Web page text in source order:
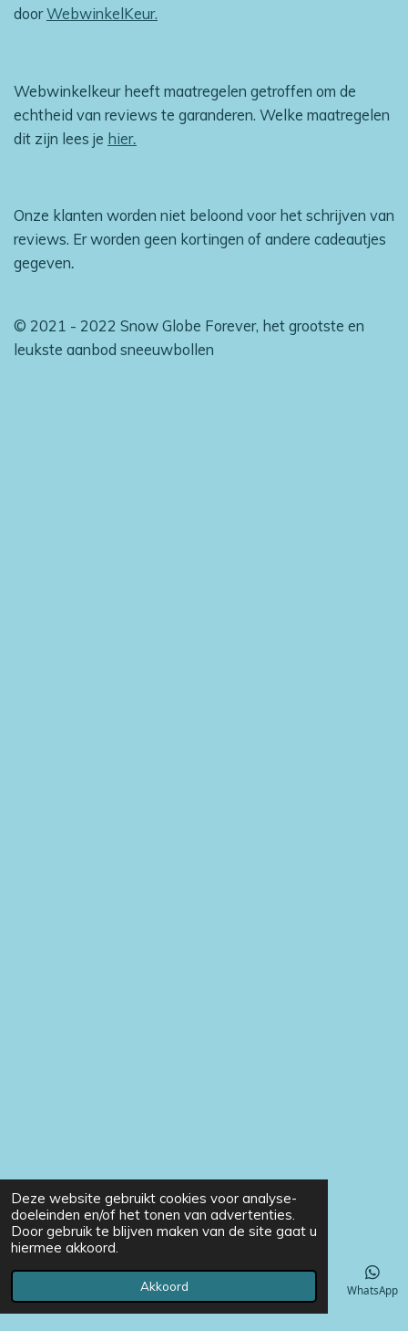
Deze website gebruikt cookies voor analyse-
doeleinden en/of het tonen van advertenties.
Door gebruik te blijven maken van de site gaat u
hiermee akkoord.
Akkoord
doorWebwinkelKeur.
Webwinkelkeur heeft maatregelen getroffen om de
echtheid van reviews te garanderen. Welke maatregelen
dit zijn lees je hier.
Onze klanten worden niet beloond voor het schrijven van
reviews. Er worden geen kortingen of andere cadeautjes
gegeven.
© 2021 - 2022 Snow Globe Forever, het grootste en
leukste aanbod sneeuwbollen
Telefoonnummer WhatsApp